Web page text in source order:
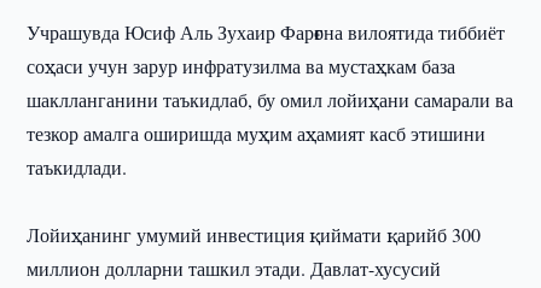
Учрашувда Юсиф Аль Зухаир Фарғона вилоятида тиббиёт
соҳаси учун зарур инфратузилма ва мустаҳкам база
шаклланганини таъкидлаб, бу омил лойиҳани самарали ва
тезкор амалга оширишда муҳим аҳамият касб этишини
таъкидлади.
Лойиҳанинг умумий инвестиция қиймати қарийб 300
миллион долларни ташкил этади. Давлат-хусусий